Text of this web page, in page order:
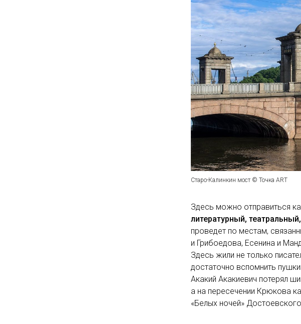
Старо-Калинкин мост © Точка ART
Здесь можно отправиться
литературный,
проведет по местам,
и Грибоедова, Есенина и
Здесь жили не только
достаточно вспомнить
Акакий Акакиевич потерял
а на пересечении Крюкова
«Белых ночей»